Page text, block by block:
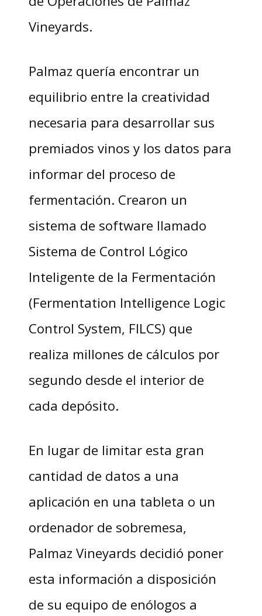
Vineyards.
Palmaz quería encontrar un
equilibrio entre la creatividad
necesaria para desarrollar sus
premiados vinos y los datos para
informar del proceso de
fermentación. Crearon un
sistema de software llamado
Sistema de Control Lógico
Inteligente de la Fermentación
(Fermentation Intelligence Logic
Control System, FILCS) que
realiza millones de cálculos por
segundo desde el interior de
cada depósito.
En lugar de limitar esta gran
cantidad de datos a una
aplicación en una tableta o un
ordenador de sobremesa,
Palmaz Vineyards decidió poner
esta información a disposición
de su equipo de enólogos a